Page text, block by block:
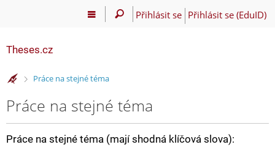
Přihlásit se Přihlásit se (EduID)
Theses.cz
>Práce na stejné téma
Práce na stejné téma
Práce na stejné téma (mají shodná klíčová slova):